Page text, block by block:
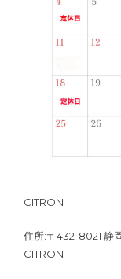
CITRON
住所:〒432-8021 静
CITRON